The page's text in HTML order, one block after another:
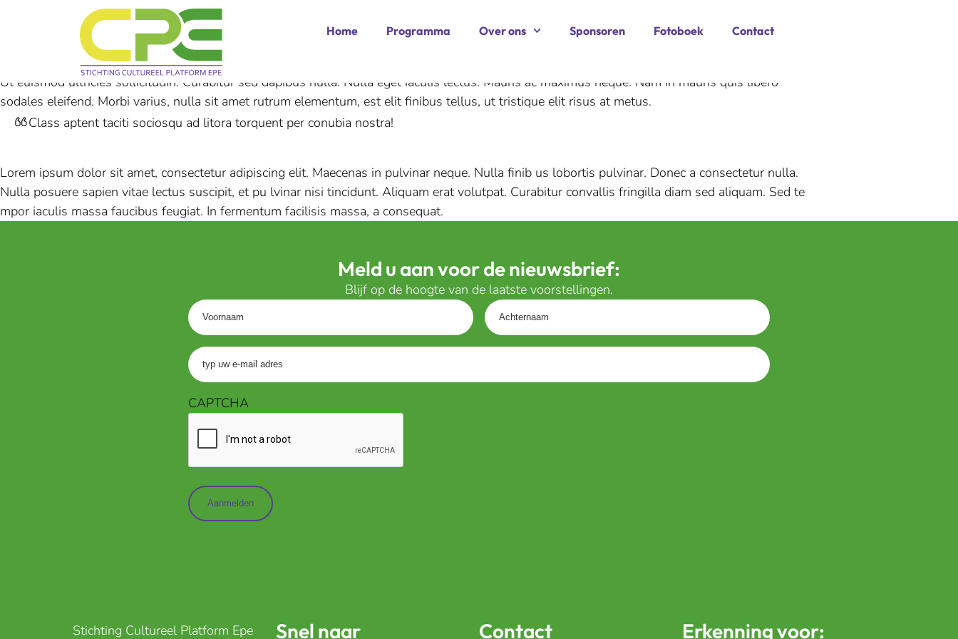
Home Programma Over ons Sponsoren Fotoboek Contact
Ut euismod ultricies sollicitudin. Curabitur sed dapibus nulla. Nulla eget iaculis lectus. Mauris ac maximus neque. Nam in mauris quis libero
sodales eleifend. Morbi varius, nulla sit amet rutrum elementum, est elit finibus tellus, ut tristique elit risus at metus.
Class aptent taciti sociosqu ad litora torquent per conubia nostra!
Lorem ipsum dolor sit amet, consectetur adipiscing elit. Maecenas in pulvinar neque. Nulla finib us lobortis pulvinar. Donec a consectetur nulla.
Nulla posuere sapien vitae lectus suscipit, et pu lvinar nisi tincidunt. Aliquam erat volutpat. Curabitur convallis fringilla diam sed aliquam. Sed te
mpor iaculis massa faucibus feugiat. In fermentum facilisis massa, a consequat.
Meld u aan voor de nieuwsbrief:
Blijf op de hoogte van de laatste voorstellingen.
Voornaam
Achternaam
Voer
uw
e-
mailadres
in(Vereist)
CAPTCHA
Stichting Cultureel Platform Epe Snel naar Contact Erkenning voor: